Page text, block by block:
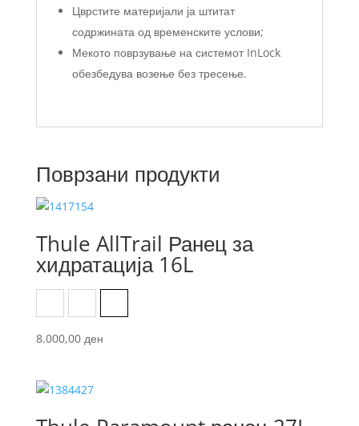
Цврстите материјали ја штитат
содржината од временските услови;
Мекото поврзување на системот InLock
обезбедува возење без тресење.
Поврзани продукти
Thule AllTrail Ранец за
хидратација 16L
8.000,00 ден